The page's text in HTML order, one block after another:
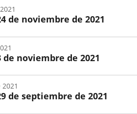
aplicación
externa.
aplicación
externa.
de noviembre de 2021
de noviembre de 2021
de septiembre de 2021